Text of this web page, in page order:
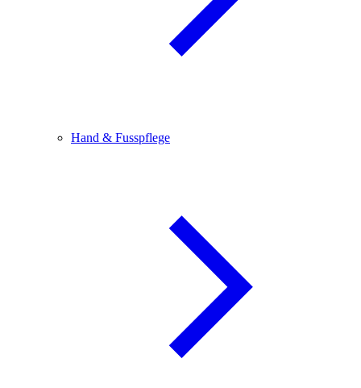
Hand & Fusspflege